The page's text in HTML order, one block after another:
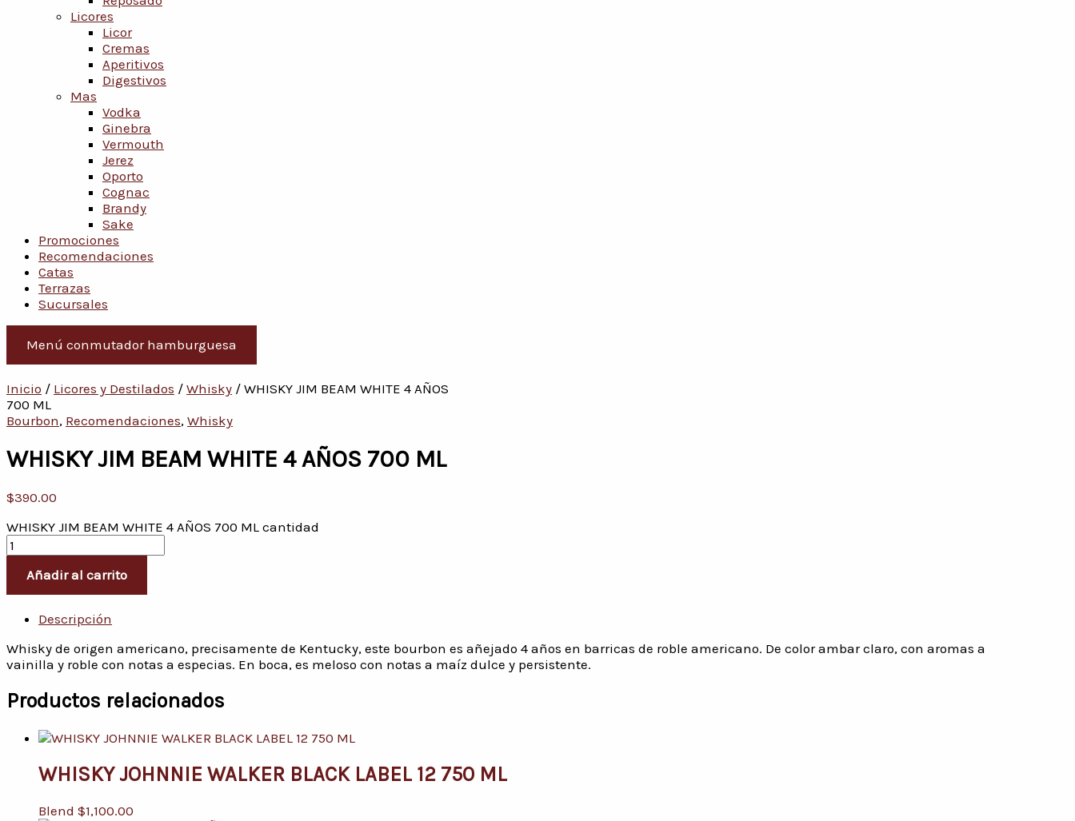
Licores
Licor
Cremas
Aperitivos
Digestivos
Mas
Vodka
Ginebra
Vermouth
Jerez
Oporto
Cognac
Brandy
Sake
Promociones
Recomendaciones
Catas
Terrazas
Sucursales
Menú conmutador hamburguesa
Inicio / Licores y Destilados / Whisky / WHISKY JIM BEAM WHITE 4 AÑOS
700 ML
Bourbon, Recomendaciones, Whisky
WHISKY JIM BEAM WHITE 4 AÑOS 700 ML
$390.00
WHISKY JIM BEAM WHITE 4 AÑOS 700 ML cantidad
Añadir al carrito
Descripción
Whisky de origen americano, precisamente de Kentucky, este bourbon es añejado 4 años en barricas de roble americano. De color ambar claro, con aromas a
vainilla y roble con notas a especias. En boca, es meloso con notas a maíz dulce y persistente.
Productos relacionados
WHISKY JOHNNIE WALKER BLACK LABEL 12 750 ML
Blend $1,100.00